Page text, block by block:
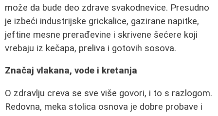
može da bude deo zdrave svakodnevice. Presudno
je izbeći industrijske grickalice, gazirane napitke,
jeftine mesne prerađevine i skrivene šećere koji
vrebaju iz kečapa, preliva i gotovih sosova.
Značaj vlakana, vode i kretanja
O zdravlju creva se sve više govori, i to s razlogom.
Redovna, meka stolica osnova je dobre probave i